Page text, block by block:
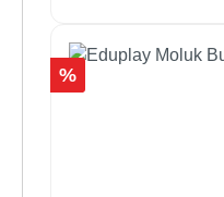
Rabatt
%